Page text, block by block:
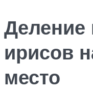
Деление
ирисов
место